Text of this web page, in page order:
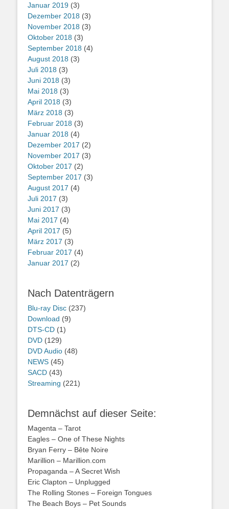
Januar 2019 (3)
Dezember 2018 (3)
November 2018 (3)
Oktober 2018 (3)
September 2018 (4)
August 2018 (3)
Juli 2018 (3)
Juni 2018 (3)
Mai 2018 (3)
April 2018 (3)
März 2018 (3)
Februar 2018 (3)
Januar 2018 (4)
Dezember 2017 (2)
November 2017 (3)
Oktober 2017 (2)
September 2017 (3)
August 2017 (4)
Juli 2017 (3)
Juni 2017 (3)
Mai 2017 (4)
April 2017 (5)
März 2017 (3)
Februar 2017 (4)
Januar 2017 (2)
Nach Datenträgern
Blu-ray Disc (237)
Download (9)
DTS-CD (1)
DVD (129)
DVD Audio (48)
NEWS (45)
SACD (43)
Streaming (221)
Demnächst auf dieser Seite:
Magenta – Tarot
Eagles – One of These Nights
Bryan Ferry – Bête Noire
Marillion – Marillion.com
Propaganda – A Secret Wish
Eric Clapton – Unplugged
The Rolling Stones – Foreign Tongues
The Beach Boys – Pet Sounds